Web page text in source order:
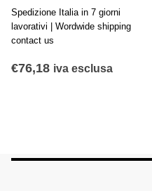
Spedizione Italia in 7 giorni
lavorativi | Wordwide shipping
contact us
€76,18 iva esclusa